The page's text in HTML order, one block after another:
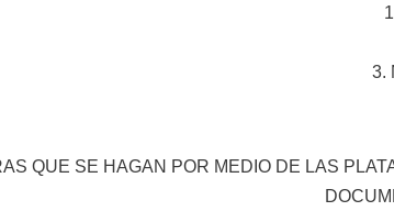
3.
QUE SE HAGAN POR MEDIO DE LAS